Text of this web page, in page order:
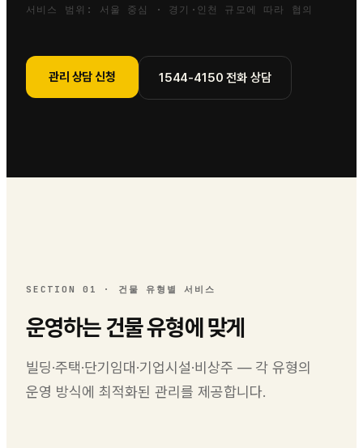
서비스 범위: 서울 중심 · 경기·인천 규모에 따라 협의
관리 상담 신청 1544-4150 전화 상담
SECTION 01 · 건물 유형별 서비스
운영하는 건물 유형에 맞게
빌딩·주택·단기임대·기업시설·비상주 — 각 유형의
운영 방식에 최적화된 관리를 제공합니다.